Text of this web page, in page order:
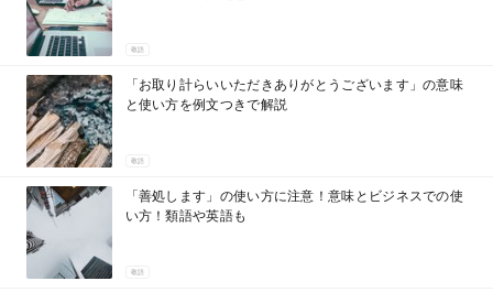
敬語
「お取り計らいいただきありがとうございます」の意味
と使い方を例文つきで解説
敬語
「善処します」の使い方に注意！意味とビジネスでの使
い方！類語や英語も
敬語